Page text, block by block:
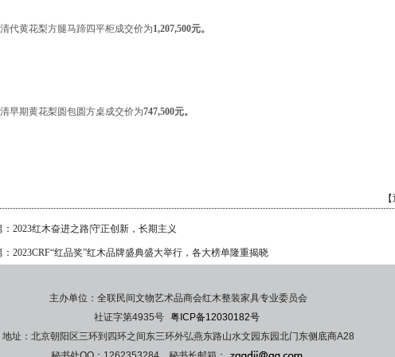
清代黄花梨方腿马蹄四平柜成交价为1,207,500元。
清早期黄花梨圆包圆方桌成交价为747,500元。
：2023红木奋进之路|守正创新，长期主义
：2023CRF“红品奖”红木品牌盛典盛大举行，各大榜单隆重揭晓
主办单位：全联民间文物艺术品商会红木整装家具专业委员会
社证字第4935号 粤ICP备12030182号
地址：北京朝阳区三环到四环之间东三环外弘燕东路山水文园东园北门东侧底商A28